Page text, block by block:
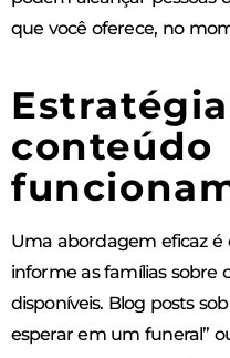
que você oferece, no
conteúdo
Uma abordagem eficaz
informe as famílias sobre
disponíveis. Blog posts
esperar em um funeral”